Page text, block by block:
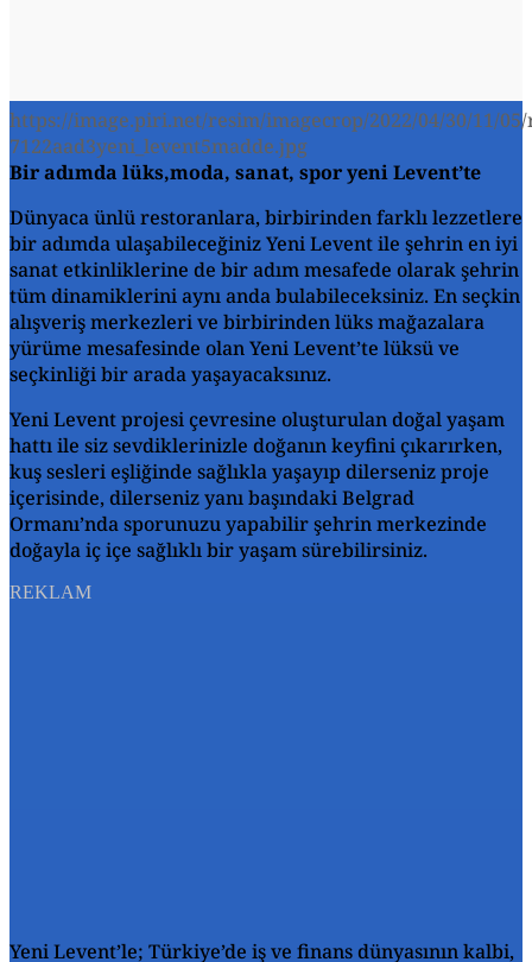
https://image.piri.net/resim/imagecrop/2022/04/30/11/05/
7122aad3yeni_levent5madde.jpg
Bir adımda lüks,moda, sanat, spor yeni Levent’te
Dünyaca ünlü restoranlara, birbirinden farklı lezzetlere
bir adımda ulaşabileceğiniz Yeni Levent ile şehrin en iyi
sanat etkinliklerine de bir adım mesafede olarak şehrin
tüm dinamiklerini aynı anda bulabileceksiniz. En seçkin
alışveriş merkezleri ve birbirinden lüks mağazalara
yürüme mesafesinde olan Yeni Levent’te lüksü ve
seçkinliği bir arada yaşayacaksınız.
Yeni Levent projesi çevresine oluşturulan doğal yaşam
hattı ile siz sevdiklerinizle doğanın keyfini çıkarırken,
kuş sesleri eşliğinde sağlıkla yaşayıp dilerseniz proje
içerisinde, dilerseniz yanı başındaki Belgrad
Ormanı’nda sporunuzu yapabilir şehrin merkezinde
doğayla iç içe sağlıklı bir yaşam sürebilirsiniz.
REKLAM
Yeni Levent’le; Türkiye’de iş ve finans dünyasının kalbi,